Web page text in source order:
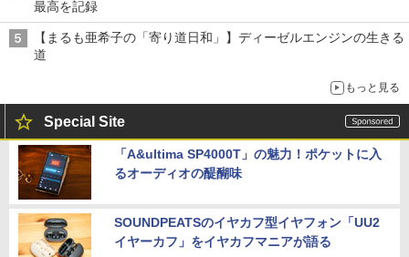
最高を記録
【まるも亜希子の「寄り道日和」】ディーゼルエンジンの生きる
道
もっと見る
Special Site
「A&ultima SP4000T」の魅力！ポケットに入
るオーディオの醍醐味
SOUNDPEATSのイヤカフ型イヤフォン「UU2
イヤーカフ」をイヤカフマニアが語る